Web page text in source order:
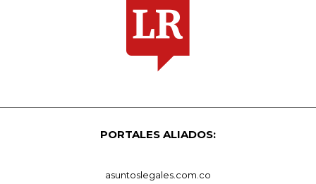
PORTALES ALIADOS:
asuntoslegales.com.co